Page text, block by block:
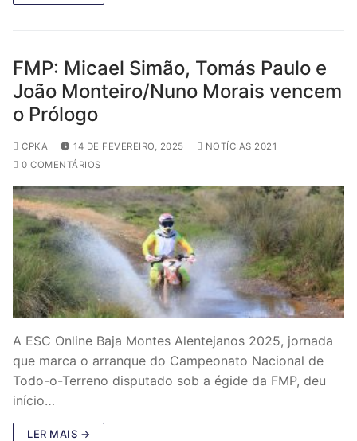
FMP: Micael Simão, Tomás Paulo e
João Monteiro/Nuno Morais vencem
o Prólogo
CPKA 14 DE FEVEREIRO, 2025
NOTÍCIAS 2021
0 COMENTÁRIOS
A ESC Online Baja Montes Alentejanos 2025, jornada
que marca o arranque do Campeonato Nacional de
Todo-o-Terreno disputado sob a égide da FMP, deu
início…
LER MAIS →